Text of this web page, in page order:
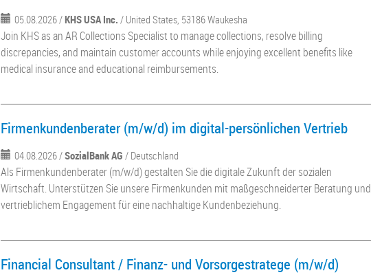
05.08.2026 /KHS USA Inc. / United States, 53186 Waukesha
Join KHS as an AR Collections Specialist to manage collections, resolve billing
discrepancies, and maintain customer accounts while enjoying excellent benefits like
medical insurance and educational reimbursements.
Firmenkundenberater (m/w/d) im digital-persönlichen Vertrieb
04.08.2026 /SozialBank AG / Deutschland
Als Firmenkundenberater (m/w/d) gestalten Sie die digitale Zukunft der sozialen
Wirtschaft. Unterstützen Sie unsere Firmenkunden mit maßgeschneiderter Beratung und
vertrieblichem Engagement für eine nachhaltige Kundenbeziehung.
Financial Consultant / Finanz- und Vorsorgestratege (m/w/d)